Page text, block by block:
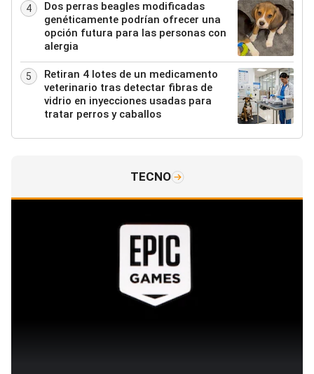
4
Dos perras beagles modificadas
genéticamente podrían ofrecer una
opción futura para las personas con
alergia
5
Retiran 4 lotes de un medicamento
veterinario tras detectar fibras de
vidrio en inyecciones usadas para
tratar perros y caballos
TECNO